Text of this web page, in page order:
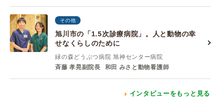
その他
旭川市の「1.5次診療病院」。人と動物の幸
せなくらしのために
緑の森どうぶつ病院 旭神センター病院
斉藤 孝晃副院長
和田 みさと動物看護師
インタビューをもっと見る